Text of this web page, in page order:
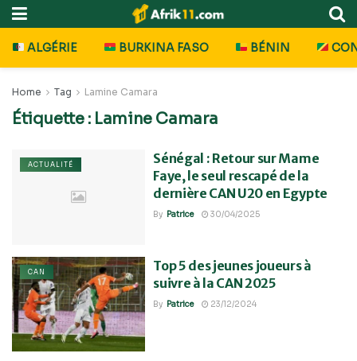
ALGÉRIE BURKINA FASO BÉNIN
Home Tag Lamine Camara
Étiquette : Lamine Camara
ACTUALITÉ
Sénégal : Retour sur Mame
Faye, le seul rescapé de la
dernière CAN U20 en Egypte
By Patrice 30/04/2025
CAN
Top 5 des jeunes joueurs à
suivre à la CAN 2025
By Patrice 23/12/2024